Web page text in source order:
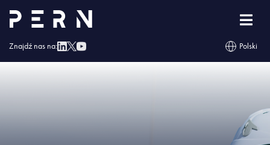
Znajdź nas na: Polski
Strona główna »Komunikat PERN S.A.